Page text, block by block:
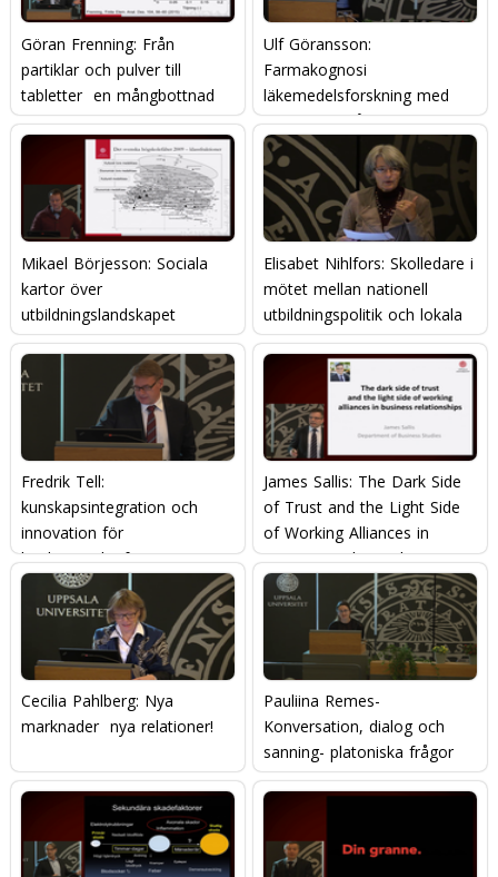
Göran Frenning: Från
partiklar och pulver till
tabletter  en mångbottnad
historia om läkemedel
Ulf Göransson:
Farmakognosi 
läkemedelsforskning med
inspiration från naturen
Mikael Börjesson: Sociala
kartor över
utbildningslandskapet
Elisabet Nihlfors: Skolledare i
mötet mellan nationell
utbildningspolitik och lokala
genomförandestrukturer
Fredrik Tell:
kunskapsintegration och
innovation för
konkurrenskraft
James Sallis: The Dark Side
of Trust and the Light Side
of Working Alliances in
Business Relationships
Cecilia Pahlberg: Nya
marknader  nya relationer!
Pauliina Remes-
Konversation, dialog och
sanning- platoniska frågor